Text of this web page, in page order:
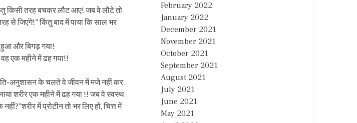
किसी तरह बचकर लौट आए! जब वे लौटे तो
से जिएंगे!” किंतु बाद में पाया कि साल भर
हुआ और बिगड़ गया!
एक महीने में ढह गया!!
अनुशासन के चलते वे जीवन में मजे नहीं कर
शरीर एक महीने में ढह गया !! जब वे स्वस्थ
में प्रोटीन तो भर लिए हो, चित्त में
February 2022
January 2022
December 2021
November 2021
October 2021
September 2021
August 2021
July 2021
June 2021
May 2021